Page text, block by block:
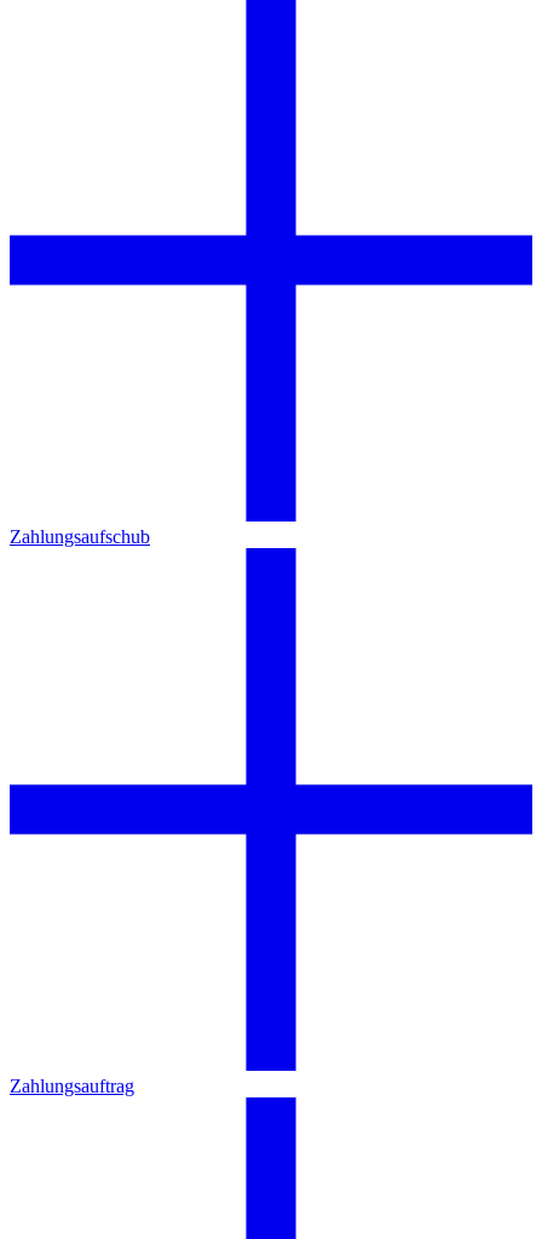
Zahlungsaufschub
Zahlungsauftrag